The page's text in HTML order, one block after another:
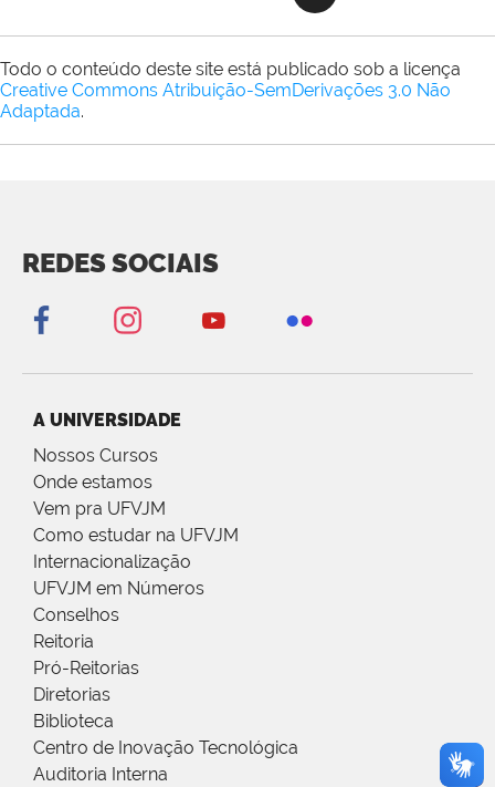
Todo o conteúdo deste site está publicado sob a licença
Creative Commons Atribuição-SemDerivações 3.0 Não
Adaptada.
REDES SOCIAIS
A UNIVERSIDADE
Nossos Cursos
Onde estamos
Vem pra UFVJM
Como estudar na UFVJM
Internacionalização
UFVJM em Números
Conselhos
Reitoria
Pró-Reitorias
Diretorias
Biblioteca
Centro de Inovação Tecnológica
Auditoria Interna